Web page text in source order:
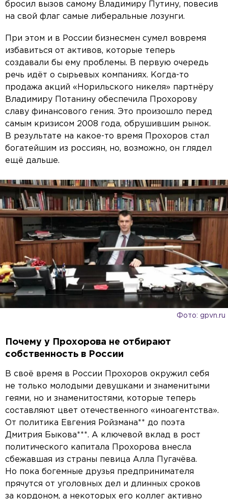
бросил вызов самому Владимиру Путину, повесив
на свой флаг самые либеральные лозунги.
При этом и в России бизнесмен сумел вовремя
избавиться от активов, которые теперь
создавали бы ему проблемы. В первую очередь
речь идёт о сырьевых компаниях. Когда-то
продажа акций «Норильского никеля» партнёру
Владимиру Потанину обеспечила Прохорову
славу финансового гения. Это произошло перед
самым кризисом 2008 года, обрушившим рынок.
В результате на какое-то время Прохоров стал
богатейшим из россиян, но, возможно, он глядел
ещё дальше.
Фото: gpvn.ru
Почему у Прохорова не отбирают
собственность в России
В своё время в России Прохоров окружил себя
не только молодыми девушками и знаменитыми
геями, но и знаменитостями, которые теперь
составляют цвет отечественного «иноагентства».
От политика Евгения Ройзмана** до поэта
Дмитрия Быкова***. А ключевой вклад в рост
политического капитала Прохорова внесла
сбежавшая из страны певица Алла Пугачёва.
Но пока богемные друзья предпринимателя
прячутся от уголовных дел и длинных сроков
за кордоном, а некоторых его коллег активно